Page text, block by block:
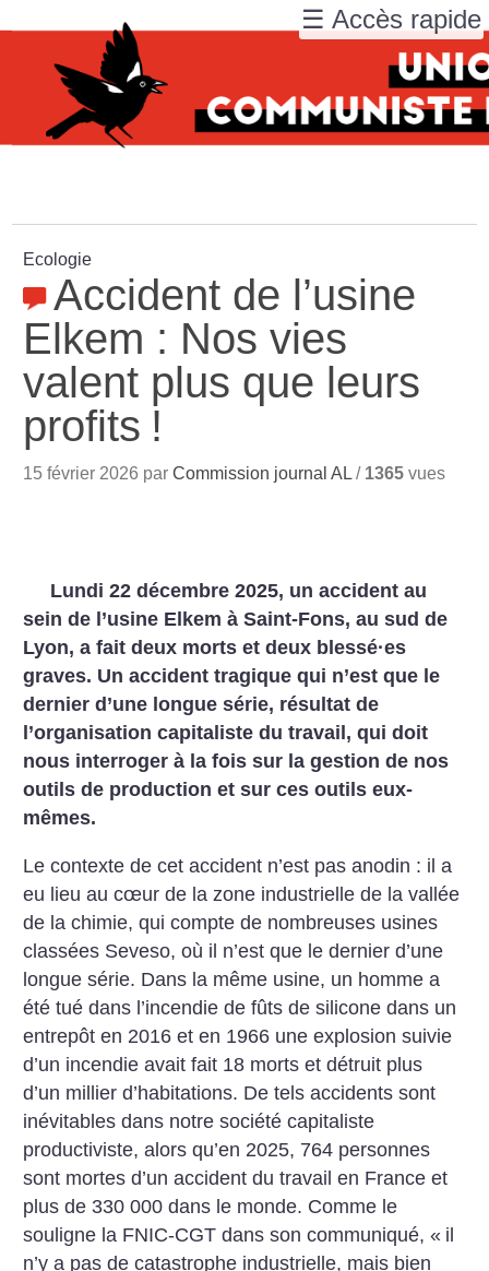
Ecologie
Accident de l’usine
Elkem : Nos vies
valent plus que leurs
profits !
15 février 2026 parCommission journal AL / 1365 vues
Lundi 22 décembre 2025, un accident au
sein de l’usine Elkem à Saint-Fons, au sud de
Lyon, a fait deux morts et deux blessé·es
graves. Un accident tragique qui n’est que le
dernier d’une longue série, résultat de
l’organisation capitaliste du travail, qui doit
nous interroger à la fois sur la gestion de nos
outils de production et sur ces outils eux-
mêmes.
Le contexte de cet accident n’est pas anodin : il a
eu lieu au cœur de la zone industrielle de la vallée
de la chimie, qui compte de nombreuses usines
classées Seveso, où il n’est que le dernier d’une
longue série. Dans la même usine, un homme a
été tué dans l’incendie de fûts de silicone dans un
entrepôt en 2016 et en 1966 une explosion suivie
d’un incendie avait fait 18 morts et détruit plus
d’un millier d’habitations. De tels accidents sont
inévitables dans notre société capitaliste
productiviste, alors qu’en 2025, 764 personnes
sont mortes d’un accident du travail en France et
plus de 330 000 dans le monde. Comme le
souligne la FNIC-CGT dans son communiqué, « il
n’y a pas de catastrophe industrielle, mais bien
☰ Accès rapide